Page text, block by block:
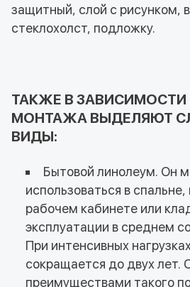
защитный, слой с рисунком,
стеклохолст, подложку.
ТАКЖЕ В ЗАВИСИМОСТИ
МОНТАЖА ВЫДЕЛЯЮТ
ВИДЫ:
Бытовой линолеум. Он
использоваться в спальне,
рабочем кабинете или
эксплуатации в среднем
При интенсивных
сокращается до двух лет.
преимуществами такого